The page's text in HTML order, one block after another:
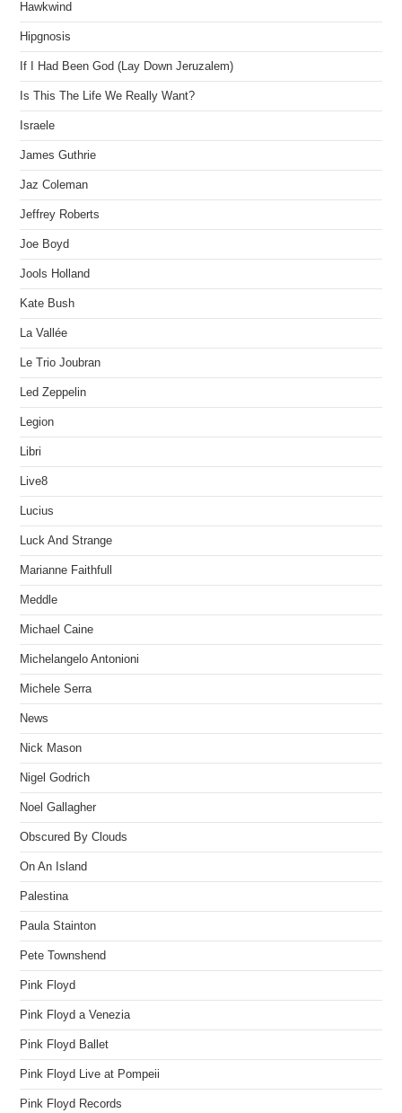
Hawkwind
Hipgnosis
If I Had Been God (Lay Down Jeruzalem)
Is This The Life We Really Want?
Israele
James Guthrie
Jaz Coleman
Jeffrey Roberts
Joe Boyd
Jools Holland
Kate Bush
La Vallée
Le Trio Joubran
Led Zeppelin
Legion
Libri
Live8
Lucius
Luck And Strange
Marianne Faithfull
Meddle
Michael Caine
Michelangelo Antonioni
Michele Serra
News
Nick Mason
Nigel Godrich
Noel Gallagher
Obscured By Clouds
On An Island
Palestina
Paula Stainton
Pete Townshend
Pink Floyd
Pink Floyd a Venezia
Pink Floyd Ballet
Pink Floyd Live at Pompeii
Pink Floyd Records